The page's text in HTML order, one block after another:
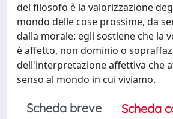
del filosofo è la valorizzazione
mondo delle cose prossime, da
dalla morale: egli sostiene che la
è affetto, non dominio o
dell'interpretazione affettiva che
senso al mondo in cui viviamo.
Scheda breve
Scheda